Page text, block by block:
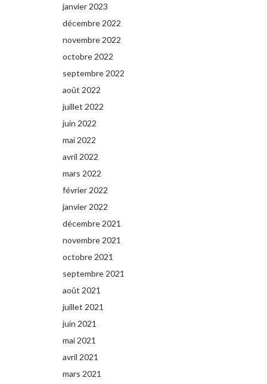
janvier 2023
décembre 2022
novembre 2022
octobre 2022
septembre 2022
août 2022
juillet 2022
juin 2022
mai 2022
avril 2022
mars 2022
février 2022
janvier 2022
décembre 2021
novembre 2021
octobre 2021
septembre 2021
août 2021
juillet 2021
juin 2021
mai 2021
avril 2021
mars 2021